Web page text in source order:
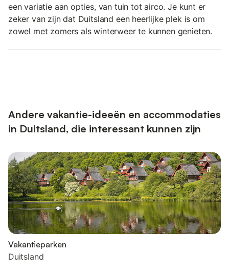
een variatie aan opties, van tuin tot airco. Je kunt er
zeker van zijn dat Duitsland een heerlijke plek is om
zowel met zomers als winterweer te kunnen genieten.
Andere vakantie-ideeën en accommodaties
in Duitsland, die interessant kunnen zijn
Vakantieparken
Duitsland